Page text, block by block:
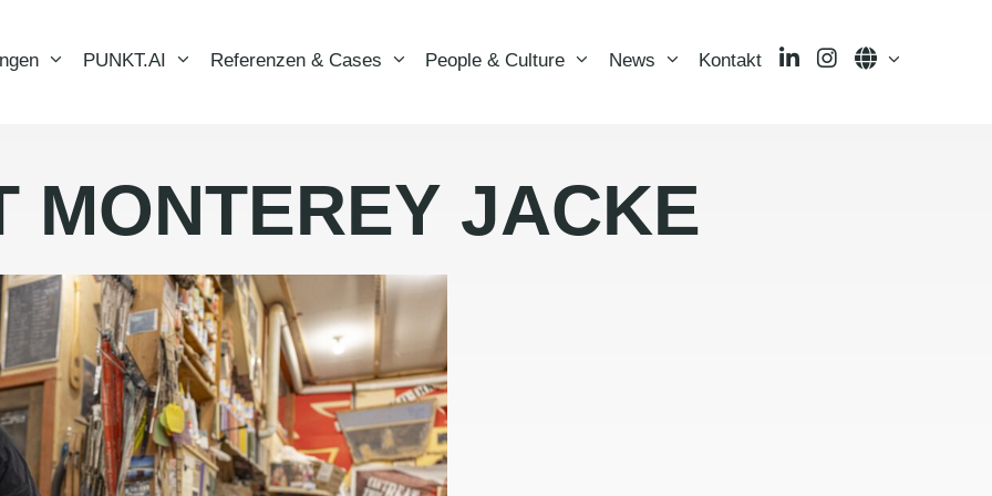
PUNKT.AI Referenzen & Cases People & Culture News Kontakt LinkedInInstagramLanguage
MONTEREY JACKE